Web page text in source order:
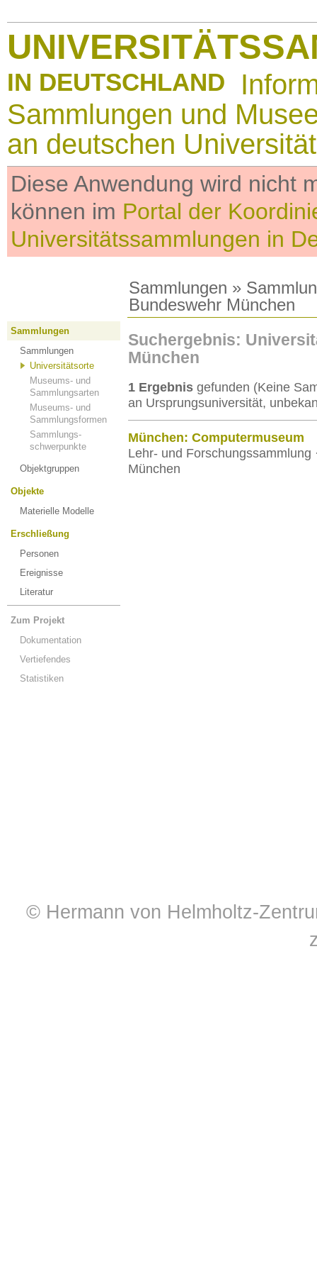
IN DEUTSCHLAND
Sammlungen und
an deutschen
Diese Anwendung wird nicht
können im Portal der
Universitätssammlungen in
Sammlungen »
Bundeswehr München
Sammlungen
Sammlungen
Universitätsorte
Museums- und
Sammlungsarten
Museums- und
Sammlungsformen
Sammlungs-
schwerpunkte
Objektgruppen
Objekte
Materielle Modelle
Erschließung
Personen
Ereignisse
Literatur
Zum Projekt
Dokumentation
Vertiefendes
Statistiken
Suchergebnis:
München
1 Ergebnis gefunden (Keine
an Ursprungsuniversität,
München: Computermuseum
Lehr- und Forschungssammlung
München
© Hermann von Helmholtz-